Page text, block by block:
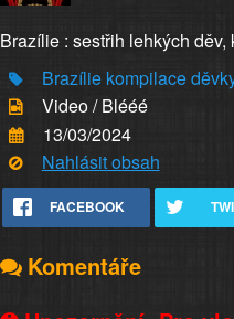
Brazílie : sestřih lehkých
Brazílie kompilace
Video / Blééé
13/03/2024
Nahlásit obsah
FACEBOOK
Komentáře